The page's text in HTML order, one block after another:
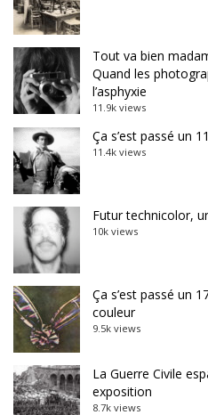
Tout va bien
Quand les
l’asphyxie
11.9k views
Ça s’est passé un
11.4k views
Futur technicolor,
10k views
Ça s’est passé un
couleur
9.5k views
La Guerre Civile
exposition
8.7k views